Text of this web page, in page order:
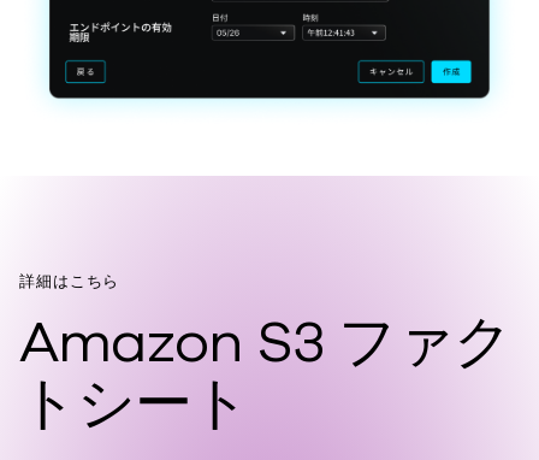
詳細はこちら
Amazon S3 ファク
トシート